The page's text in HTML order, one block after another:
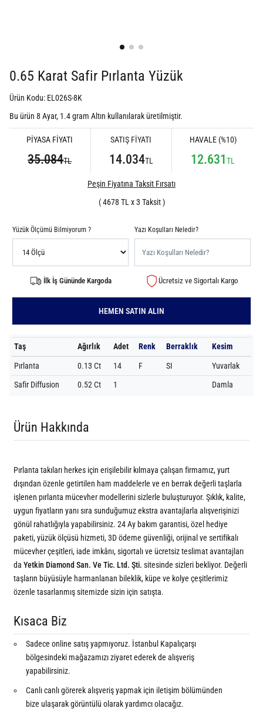
0.65 Karat Safir Pırlanta Yüzük
Ürün Kodu: EL026S-8K
Bu ürün 8 Ayar, 1.4gram Altın kullanılarak üretilmiştir.
PİYASA FİYATI
35.084TL
SATIŞ FİYATI
14.034TL
HAVALE (%10)
12.631TL
Peşin Fiyatına Taksit Fırsatı
( 4678 TL x 3 Taksit )
Yüzük Ölçümü Bilmiyorum ? Yazı Koşulları Neledir?
İlk İş Gününde Kargoda Ücretsiz ve Sigortalı Kargo
HEMEN SATIN ALIN
Taş Ağırlık Adet Renk Berraklık Kesim
Pırlanta 0.13 Ct 14 F SI
Yuvarlak
Safir Diffusion
0.52 Ct 1 Damla
Ürün Hakkında
Pırlanta takıları herkes için erişilebilir kılmaya çalışan firmamız, yurt
dışından özenle getirtilen ham maddelerle ve en berrak değerli taşlarla
işlenen pırlanta mücevher modellerini sizlerle buluşturuyor. Şıklık, kalite,
uygun fiyatların yanı sıra sunduğumuz ekstra avantajlarla alışverişinizi
gönül rahatlığıyla yapabilirsiniz. 24 Ay bakım garantisi, özel hediye
paketi, yüzük ölçüsü hizmeti, 3D ödeme güvenliği, orijinal ve sertifikalı
mücevher çeşitleri, iade imkânı, sigortalı ve ücretsiz teslimat avantajları
da Yetkin Diamond San. Ve Tic. Ltd. Şti. sitesinde sizleri bekliyor. Değerli
taşların büyüsüyle harmanlanan bileklik, küpe ve kolye çeşitlerimiz
özenle tasarlanmış sitemizde sizin için satışta.
Kısaca Biz
Sadece online satış yapmıyoruz. İstanbul Kapalıçarşı
bölgesindeki mağazamızı ziyaret ederek de alışveriş
yapabilirsiniz.
Canlı canlı görerek alışveriş yapmak için iletişim bölümünden
bize ulaşarak görüntülü olarak yardımcı olacağız.